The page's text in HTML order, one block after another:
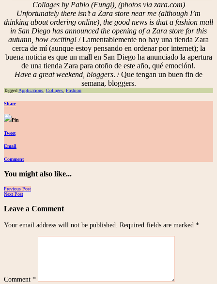
Collages by Pablo (Fungi), (photos via zara.com)
Unfortunately there isn’t a Zara store near me (although I’m
thinking about ordering online), the good news is that a fashion mall
in San Diego has announced the opening of a Zara store for this
autumn, how exciting! / Lamentablemente no hay una tienda Zara
cerca de mí (aunque estoy pensando en ordenar por internet); la
buena noticia es que un mall en San Diego ha anunciado la apertura
de una tienda Zara para otoño de este año, qué emoción!.
Have a great weekend, bloggers. / Que tengan un buen fin de
semana, bloggers.
Tagged Applications Collages Fashion
Share
Pin
Tweet
Email
Comment
You might also like...
Posts
Previous Post
Next Post
Leave a Comment
Your email address will not be published. Required fields are marked *
Comment *